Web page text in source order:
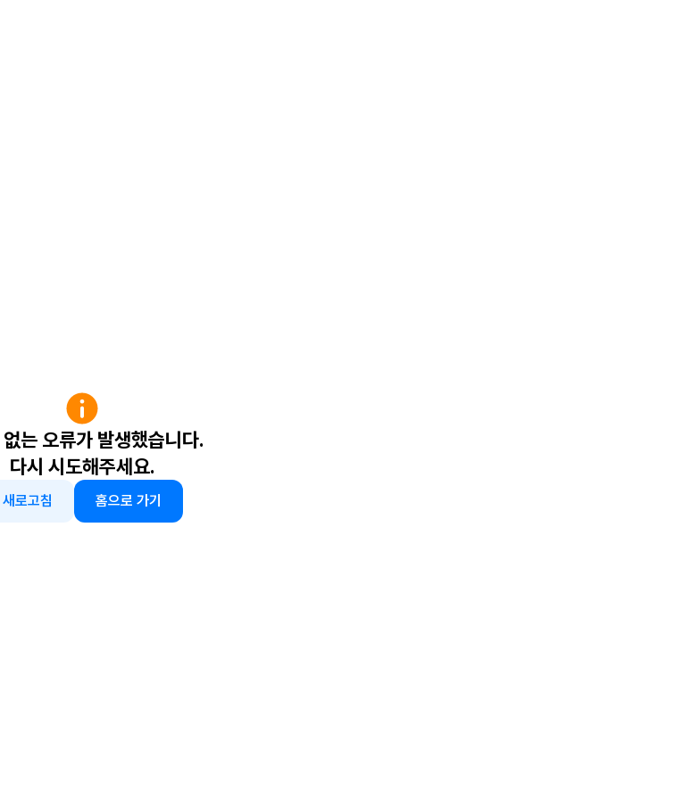
는 오류가 발생했습니다.
다시 시도해주세요.
새로고침 홈으로 가기